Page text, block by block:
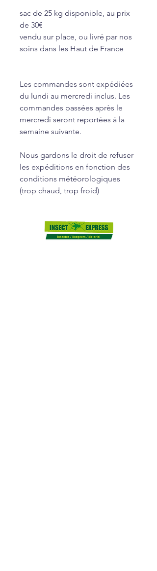
sac de 25 kg disponible, au prix
de 30€
vendu sur place, ou livré par nos
soins dans les Haut de France
Les commandes sont expédiées
du lundi au mercredi inclus. Les
commandes passées après le
mercredi seront reportées à la
semaine suivante.
Nous gardons le droit de refuser
les expéditions en fonction des
conditions météorologiques
(trop chaud, trop froid)